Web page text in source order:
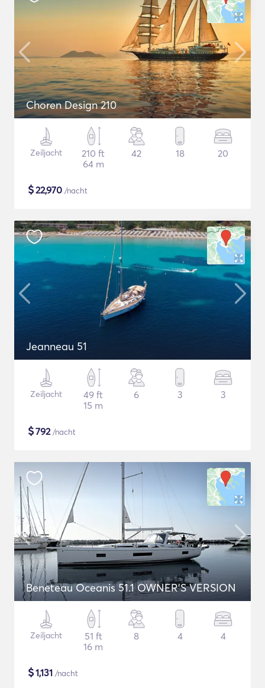
Choren Design 210
Zeiljacht
210 ft
64 m
42 18 20
$22,970 /nacht
Jeanneau 51
Zeiljacht
49 ft
15 m
6 3 3
$792/nacht
Beneteau Oceanis 51.1 OWNER'S VERSION
Zeiljacht
51 ft
16 m
8 4 4
$1,131 /nacht